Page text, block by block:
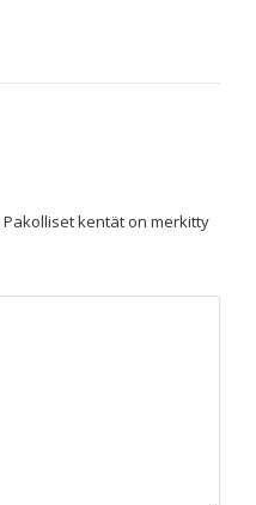
Pakolliset kentät on merkitty